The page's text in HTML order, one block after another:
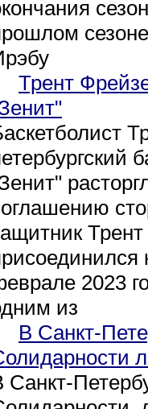
Трент
2023
из
В Санкт-
Санкт-